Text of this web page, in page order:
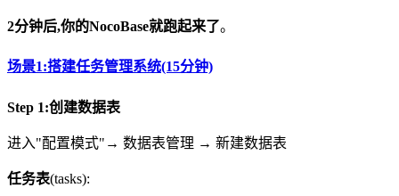
2分钟后,你的NocoBase就跑起来了。
场景1:搭建任务管理系统(15分钟)
Step 1:创建数据表
进入"配置模式"→ 数据表管理 → 新建数据表
任务表(tasks):